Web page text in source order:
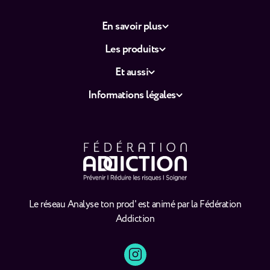
Le réseau Analyse ton prod' est animé par la Fédération
Addiction
En savoir plus
Les produits
Et aussi
Informations légales